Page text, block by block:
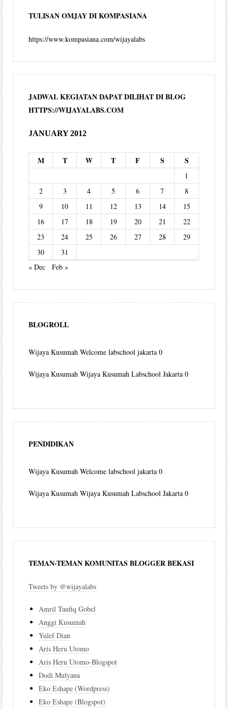
TULISAN OMJAY DI KOMPASIANA
https://www.kompasiana.com/wijayalabs
JADWAL KEGIATAN DAPAT DILIHAT DI BLOG
HTTPS://WIJAYALABS.COM
JANUARY 2012
M T W T F S S
1
2
3 4 5 6 7
8
9
10 11 12 13 14
15
16
17 18 19 20 21
22
23
24 25 26 27 28
29
30
31
« Dec
Feb »
BLOGROLL
Wijaya Kusumah Welcome labschool jakarta 0
Wijaya Kusumah Wijaya Kusumah Labschool Jakarta 0
PENDIDIKAN
Wijaya Kusumah Welcome labschool jakarta 0
Wijaya Kusumah Wijaya Kusumah Labschool Jakarta 0
TEMAN-TEMAN KOMUNITAS BLOGGER BEKASI
Tweets by @wijayalabs
Amril Taufiq Gobel
Anggi Kusumah
Yulef Dian
Aris Heru Utomo
Aris Heru Utomo-Blogspot
Dodi Mulyana
Eko Eshape (Wordpress)
Eko Eshape (Blogspot)